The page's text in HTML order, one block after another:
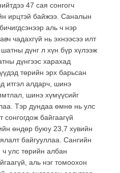
47 сая сонгогч
ирцтэй байжээ. Саналын
аль ч нэр
чадахгүй нь эхнээсээ илт
дүнг л хүн бүр хүлээж
дүнгээс харахад
төрийн эрх барьсан
итгэл алдарч, шинэ
шинэ хүмүүсийг
Тэр дундаа өмнө нь улс
байгаагүй
өндөр буюу 23,7 хувийн
байгууллаа. Сангийн
улс төрийн албан
аль нэг томоохон